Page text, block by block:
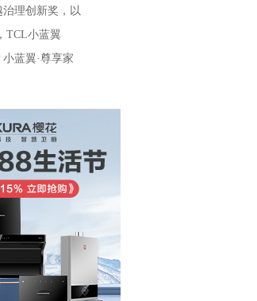
治理创新奖，以
TCL小蓝翼
蓝翼·尊享家